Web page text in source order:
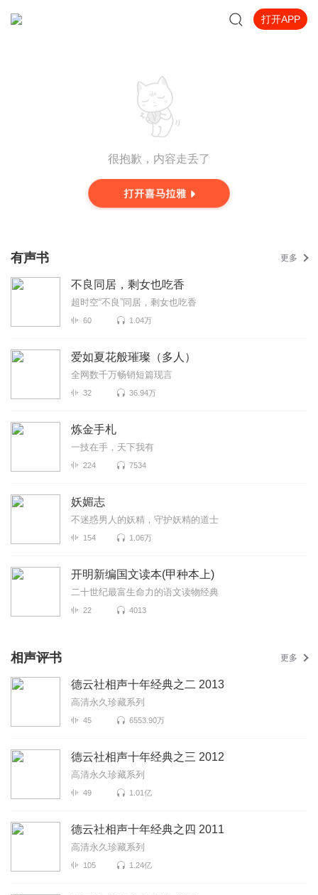
打开APP
很抱歉，内容走丢了
有声书 更多
不良同居，剩女也吃香
超时空“不良”同居，剩女也吃香
60 1.04万
爱如夏花般璀璨（多人）
全网数千万畅销短篇现言
32 36.94万
炼金手札
一技在手，天下我有
224 7534
妖媚志
不迷惑男人的妖精，守护妖精的道士
154 1.06万
开明新编国文读本(甲种本上)
二十世纪最富生命力的语文读物经典
22 4013
相声评书 更多
德云社相声十年经典之二 2013
高清永久珍藏系列
45 6553.90万
德云社相声十年经典之三 2012
高清永久珍藏系列
49 1.01亿
德云社相声十年经典之四 2011
高清永久珍藏系列
105 1.24亿